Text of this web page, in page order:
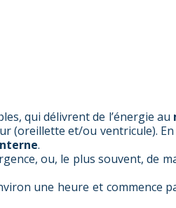
qui délivrent de l’énergie au
(oreillette et/ou ventricule).
.
ou, le plus souvent, de
une heure et commence